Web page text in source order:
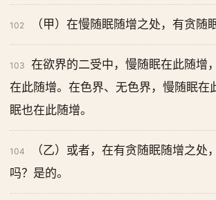
102 （甲）在慢随眠随增之处，有贪随
103
在欲界的二受中，慢随眠在此随增
在此随增。在色界、无色界，慢随眠在
眠也在此随增。
104
（乙）或者，在有贪随眠随增之处
吗？是的。